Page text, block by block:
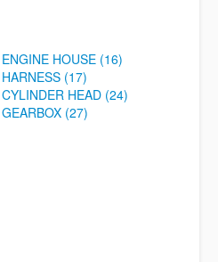
ENGINE HOUSE (16)
HARNESS (17)
CYLINDER HEAD (24)
GEARBOX (27)